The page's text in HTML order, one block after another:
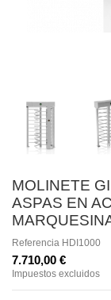
MOLINETE
ASPAS EN
Referencia HDI1000
7.710,00 €
Impuestos excluidos